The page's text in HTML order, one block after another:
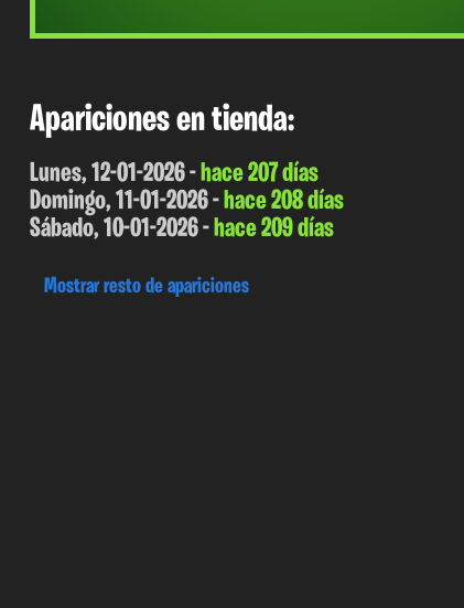
Apariciones en tienda:
Lunes, 12-01-2026 -hace 207 días
Domingo, 11-01-2026 -hace 208 días
Sábado, 10-01-2026 -hace 209 días
Mostrar resto de apariciones